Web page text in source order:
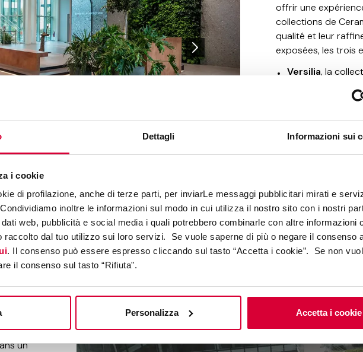
Dettagli Informazioni sui
i cookie
di profilazione, anche di terze parti, per inviarLe messaggi pubblicitari mirati e
inoltre le informazioni sul modo in cui utilizza il nostro sito con i nostri
web, pubblicità e social media i quali potrebbero combinarle con altre informazioni
raccolto dal tuo utilizzo sui loro servizi. Se vuole saperne di più o negare il consenso
. Il consenso può essere espresso cliccando sul tasto “Accetta i cookie”. Se non
il consenso sul tasto “Rifiuta".
Personalizza Accetta i cookie
offrir une
collections de
qualité et leur
exposées, les trois
Versilia, la
, la série
Unica, la
un